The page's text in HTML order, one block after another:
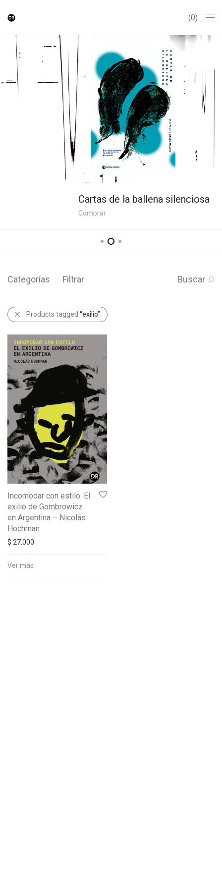
0
Cartas de la ballena silenciosa
Categorías Filtrar Buscar
Products tagged “exilio”
Incomodar con estilo. El
exilio de Gombrowicz
en Argentina – Nicolás
Hochman
$ 27.000
Ver más